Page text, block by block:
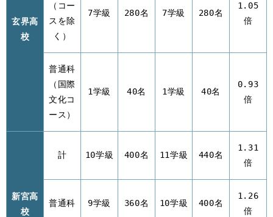
玄界高
校
（コー
スを除
く）
7学級 280名 7学級 280名
1.05
倍
普通科
（国際
文化コ
ース）
1学級 40名 1学級 40名
0.93
倍
新宮高
校
計 10学級 400名 11学級 440名
1.31
倍
普通科 9学級 360名 10学級 400名
1.26
倍